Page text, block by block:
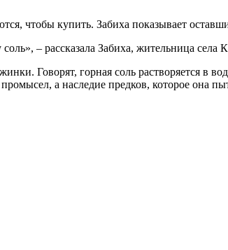
чтобы купить. Забиха показывает
– рассказала Забиха, жительница села
Говорят, горная соль растворяется в
а наследие предков, которое она